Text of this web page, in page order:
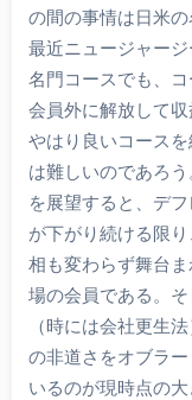
の間の事情は日米の
最近ニュージャー
名門コースでも、
会員外に解放して収
やはり良いコース
は難しいのであろ
を展望すると、デ
が下がり続ける限
相も変わらず舞台
場の会員である。
（時には会社更生
の非道さをオブラ
いるのが現時点の大